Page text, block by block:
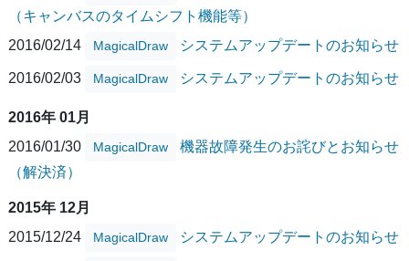
（キャンバスのタイムシフト機能等）
2016/02/14
MagicalDraw システムアップデートのお知らせ
2016/02/03 MagicalDraw システムアップデートのお知らせ
2016年 01月
2016/01/30
MagicalDraw
機器故障発生のお詫びとお知らせ
（解決済）
2015年 12月
2015/12/24
MagicalDraw システムアップデートのお知らせ